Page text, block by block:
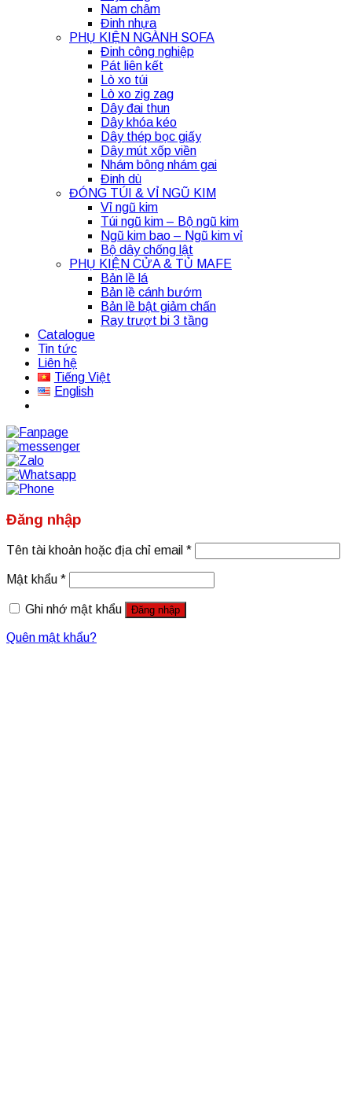
Nam châm
Đinh nhựa
PHỤ KIỆN NGÀNH SOFA
Đinh công nghiệp
Pát liên kết
Lò xo túi
Lò xo zig zag
Dây đai thun
Dây khóa kéo
Dây thép bọc giấy
Dây mút xốp viền
Nhám bông nhám gai
Đinh dù
ĐÓNG TÚI & VỈ NGŨ KIM
Vỉ ngũ kim
Túi ngũ kim – Bộ ngũ kim
Ngũ kim bao – Ngũ kim vỉ
Bộ dây chống lật
PHỤ KIỆN CỬA & TỦ MAFE
Bản lề lá
Bản lề cánh bướm
Bản lề bật giảm chấn
Ray trượt bi 3 tầng
Catalogue
Tin tức
Liên hệ
Tiếng Việt
English
Đăng nhập
Tên tài khoản hoặc địa chỉ email *
Mật khẩu *
Ghi nhớ mật khẩu Đăng nhập
Quên mật khẩu?